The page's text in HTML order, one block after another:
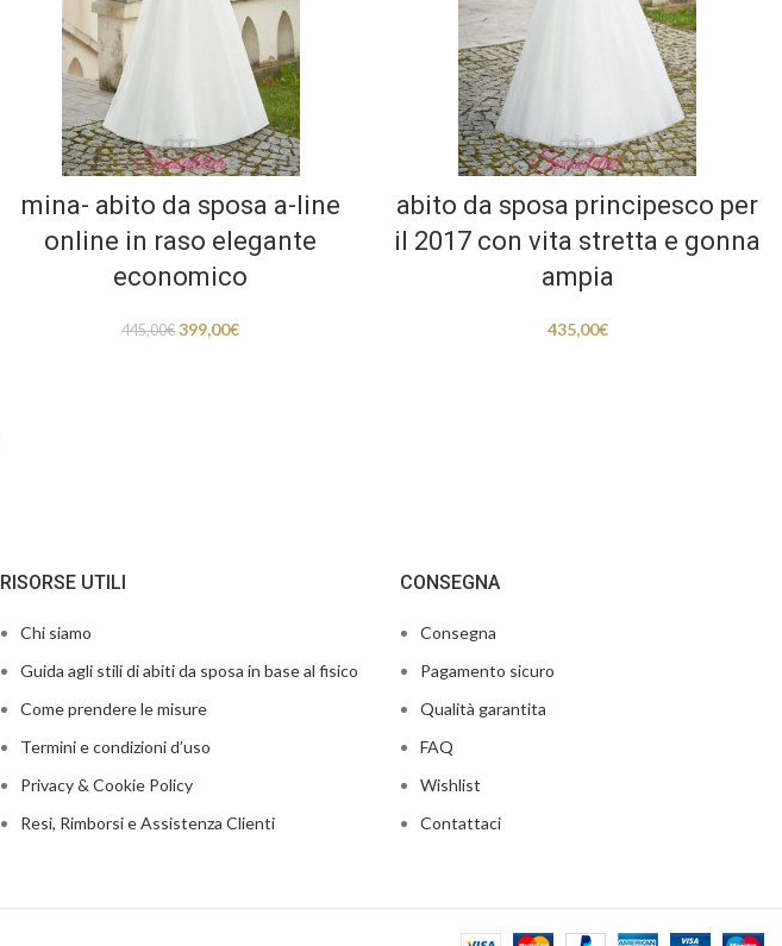
mina- abito da sposa a-line
online in raso elegante
economico
445,00€ 399,00€
abito da sposa principesco per
il 2017 con vita stretta e gonna
ampia
435,00€
RISORSE UTILI
Chi siamo
Guida agli stili di abiti da sposa in base al fisico
Come prendere le misure
Termini e condizioni d’uso
Privacy & Cookie Policy
Resi, Rimborsi e Assistenza Clienti
CONSEGNA
Consegna
Pagamento sicuro
Qualità garantita
FAQ
Wishlist
Contattaci